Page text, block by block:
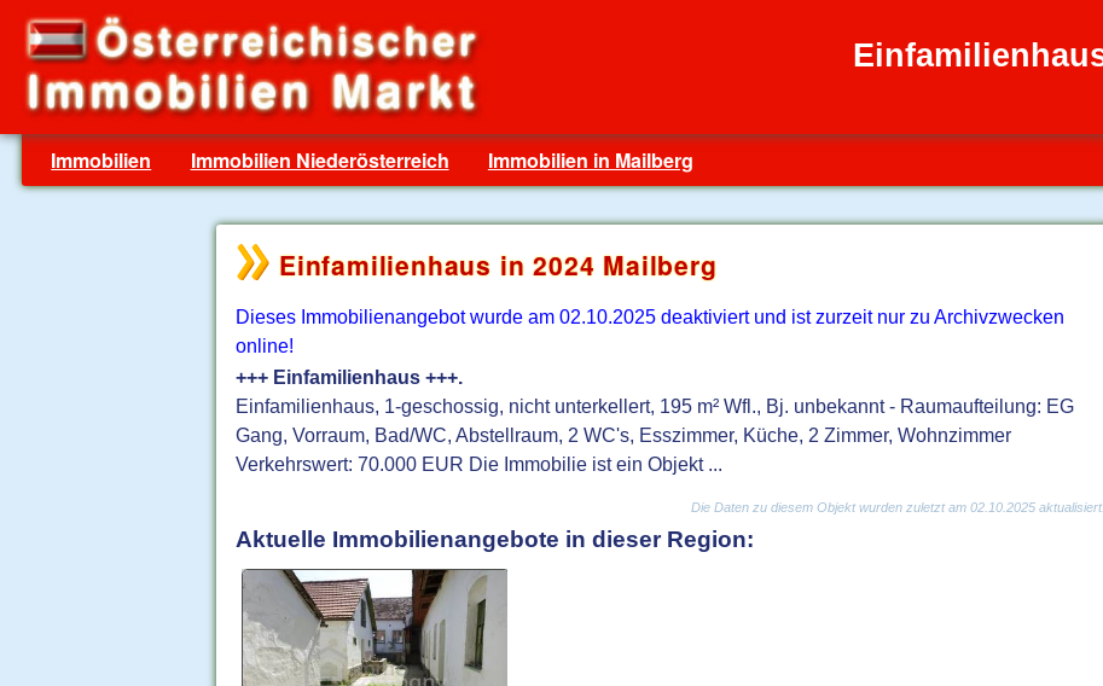
Immobilien Immobilien Niederösterreich Immobilien in Mailberg
Einfamilienhaus in 2024 Mailberg
Dieses Immobilienangebot wurde am 02.10.2025 deaktiviert und ist zurzeit nur zu Archivzwecken
online!
+++ Einfamilienhaus +++.
Einfamilienhaus, 1-geschossig, nicht unterkellert, 195 m² Wfl., Bj. unbekannt - Raumaufteilung: EG
Gang, Vorraum, Bad/WC, Abstellraum, 2 WC's, Esszimmer, Küche, 2 Zimmer, Wohnzimmer
Verkehrswert: 70.000 EUR Die Immobilie ist ein Objekt ...
Die Daten zu diesem Objekt wurden zuletzt am 02.10.2025 aktualisiert.
Aktuelle Immobilienangebote in dieser Region: